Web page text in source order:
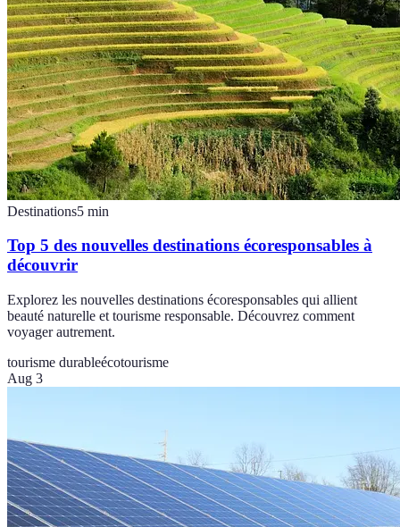
Destinations5 min
Top 5 des nouvelles destinations écoresponsables à
découvrir
Explorez les nouvelles destinations écoresponsables qui allient
beauté naturelle et tourisme responsable. Découvrez comment
voyager autrement.
tourisme durableécotourisme
Aug 3